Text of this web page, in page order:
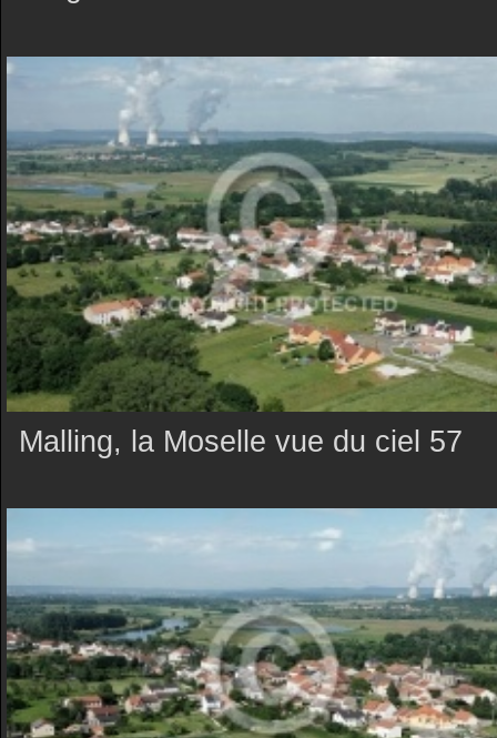
Malling, la Moselle vue du ciel 57